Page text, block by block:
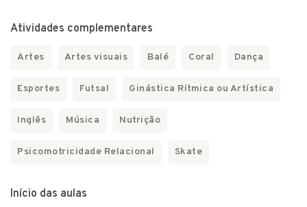
Atividades complementares
Artes Artes visuais Balé Coral Dança
Esportes Futsal Ginástica Rítmica ou Artística
Inglês Música Nutrição
Psicomotricidade Relacional Skate
Início das aulas